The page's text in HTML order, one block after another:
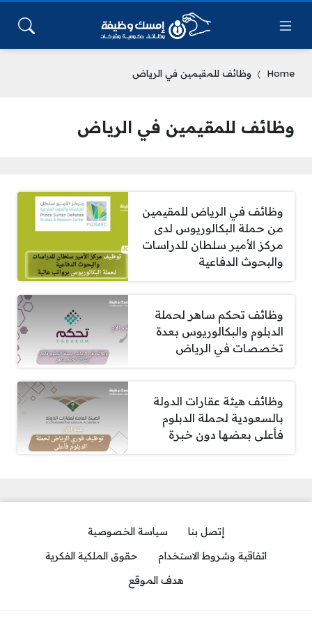
Home وظائف للمقيمين في الرياض
وظائف للمقيمين في الرياض
وظائف في الرياض للمقيمين
من حملة البكالوريوس لدى
مركز الأمير سلطان للدراسات
والبحوث الدفاعية
وظائف تحكم ساهر لحملة
الدبلوم والبكالوريوس بعدة
تخصصات في الرياض
وظائف هيئة عقارات الدولة
بالسعودية لحملة الدبلوم
فأعلى بعضها دون خبرة
إتصل بنا
سياسة الخصوصية
اتفاقية وشروط الاستخدام
حقوق الملكية الفكرية
هدف الموقع